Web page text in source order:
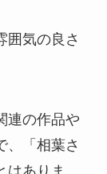
囲気の良さ
連の作品や
、「相葉さ
はありま